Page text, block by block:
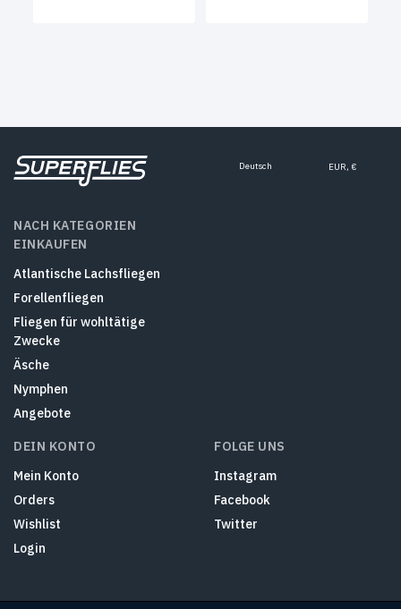
Deutsch EUR, €
NACH KATEGORIEN
EINKAUFEN
Atlantische Lachsfliegen
Forellenfliegen
Fliegen für wohltätige
Zwecke
Äsche
Nymphen
Angebote
DEIN KONTO
Mein Konto
Orders
Wishlist
Login
FOLGE UNS
Instagram
Facebook
Twitter